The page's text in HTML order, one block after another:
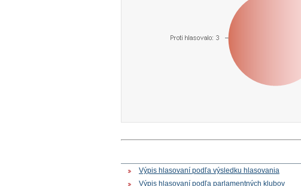
Výpis hlasovaní podľa výsledku hlasovania
Výpis hlasovaní podľa parlamentných klubov